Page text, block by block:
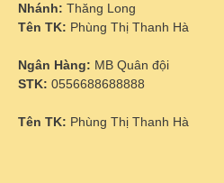
Nhánh: Thăng Long
Tên TK: Phùng Thị Thanh Hà
Ngân Hàng: MB Quân đội
STK: 0556688688888
Tên TK: Phùng Thị Thanh Hà